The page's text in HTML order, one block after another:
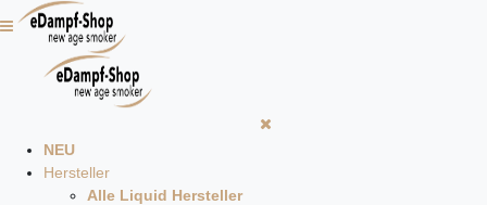
NEU
Hersteller
Alle Liquid Hersteller